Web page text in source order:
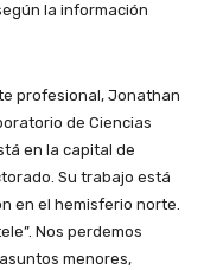
la información
profesional, Jonathan
de Ciencias
en la capital de
Su trabajo está
en el hemisferio norte.
Nos perdemos
menores,